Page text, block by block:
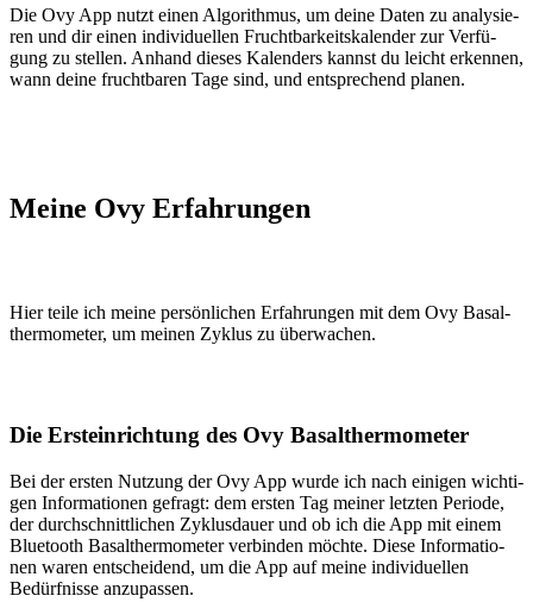
Die Ovy App nutzt einen Algo­rith­mus, um dei­ne Daten zu ana­ly­sie­
ren und dir einen indi­vi­du­el­len Frucht­bar­keits­ka­len­der zur Ver­fü­
gung zu stel­len. Anhand die­ses Kalen­ders kannst du leicht erken­nen,
wann dei­ne frucht­ba­ren Tage sind, und ent­spre­chend pla­nen.
Mei­ne Ovy Erfah­run­gen
Hier tei­le ich mei­ne per­sön­li­chen Erfah­run­gen mit dem Ovy Basal­
ther­mo­me­ter, um mei­nen Zyklus zu über­wa­chen.
Die Erst­ein­rich­tung des Ovy Basal­ther­mo­me­ter
Bei der ers­ten Nut­zung der Ovy App wur­de ich nach eini­gen wich­ti­
gen Infor­ma­tio­nen gefragt: dem ers­ten Tag mei­ner letz­ten Peri­ode,
der durch­schnitt­li­chen Zyklus­dau­er und ob ich die App mit einem
Blue­tooth Basal­ther­mo­me­ter ver­bin­den möch­te. Die­se Infor­ma­tio­
nen waren ent­schei­dend, um die App auf mei­ne indi­vi­du­el­len
Bedürf­nis­se anzu­pas­sen.